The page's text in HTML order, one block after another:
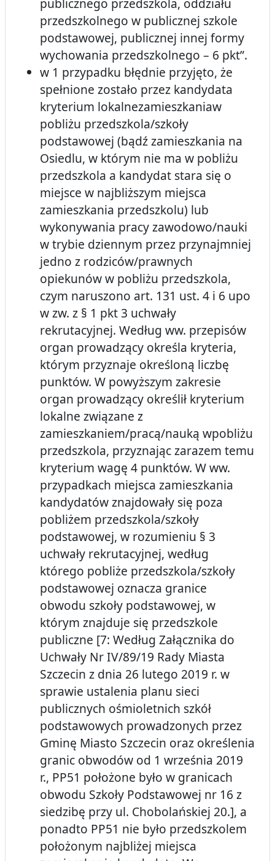
publicznego przedszkola, oddziału
przedszkolnego w publicznej szkole
podstawowej, publicznej innej formy
wychowania przedszkolnego – 6 pkt”.
w 1 przypadku błędnie przyjęto, że
spełnione zostało przez kandydata
kryterium lokalnezamieszkaniaw
pobliżu przedszkola/szkoły
podstawowej (bądź zamieszkania na
Osiedlu, w którym nie ma w pobliżu
przedszkola a kandydat stara się o
miejsce w najbliższym miejsca
zamieszkania przedszkolu) lub
wykonywania pracy zawodowo/nauki
w trybie dziennym przez przynajmniej
jedno z rodziców/prawnych
opiekunów w pobliżu przedszkola,
czym naruszono art. 131 ust. 4 i 6 upo
w zw. z § 1 pkt 3 uchwały
rekrutacyjnej. Według ww. przepisów
organ prowadzący określa kryteria,
którym przyznaje określoną liczbę
punktów. W powyższym zakresie
organ prowadzący określił kryterium
lokalne związane z
zamieszkaniem/pracą/nauką wpobliżu
przedszkola, przyznając zarazem temu
kryterium wagę 4 punktów. W ww.
przypadkach miejsca zamieszkania
kandydatów znajdowały się poza
pobliżem przedszkola/szkoły
podstawowej, w rozumieniu § 3
uchwały rekrutacyjnej, według
którego pobliże przedszkola/szkoły
podstawowej oznacza granice
obwodu szkoły podstawowej, w
którym znajduje się przedszkole
publiczne [7: Według Załącznika do
Uchwały Nr IV/89/19 Rady Miasta
Szczecin z dnia 26 lutego 2019 r. w
sprawie ustalenia planu sieci
publicznych ośmioletnich szkół
podstawowych prowadzonych przez
Gminę Miasto Szczecin oraz określenia
granic obwodów od 1 września 2019
r., PP51 położone było w granicach
obwodu Szkoły Podstawowej nr 16 z
siedzibę przy ul. Chobolańskiej 20.], a
ponadto PP51 nie było przedszkolem
położonym najbliżej miejsca